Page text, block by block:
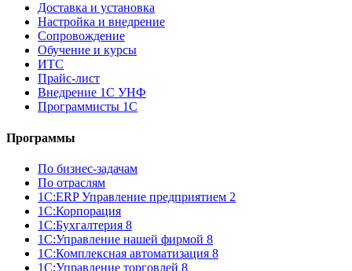
Доставка и установка
Настройка и внедрение
Сопровождение
Обучение и курсы
ИТС
Прайс-лист
Внедрение 1С УНФ
Программисты 1С
Программы
По бизнес-задачам
По отраслям
1C:ERP Управление предприятием 2
1С:Корпорация
1С:Бухгалтерия 8
1С:Управление нашей фирмой 8
1С:Комплексная автоматизация 8
1С:Управление торговлей 8